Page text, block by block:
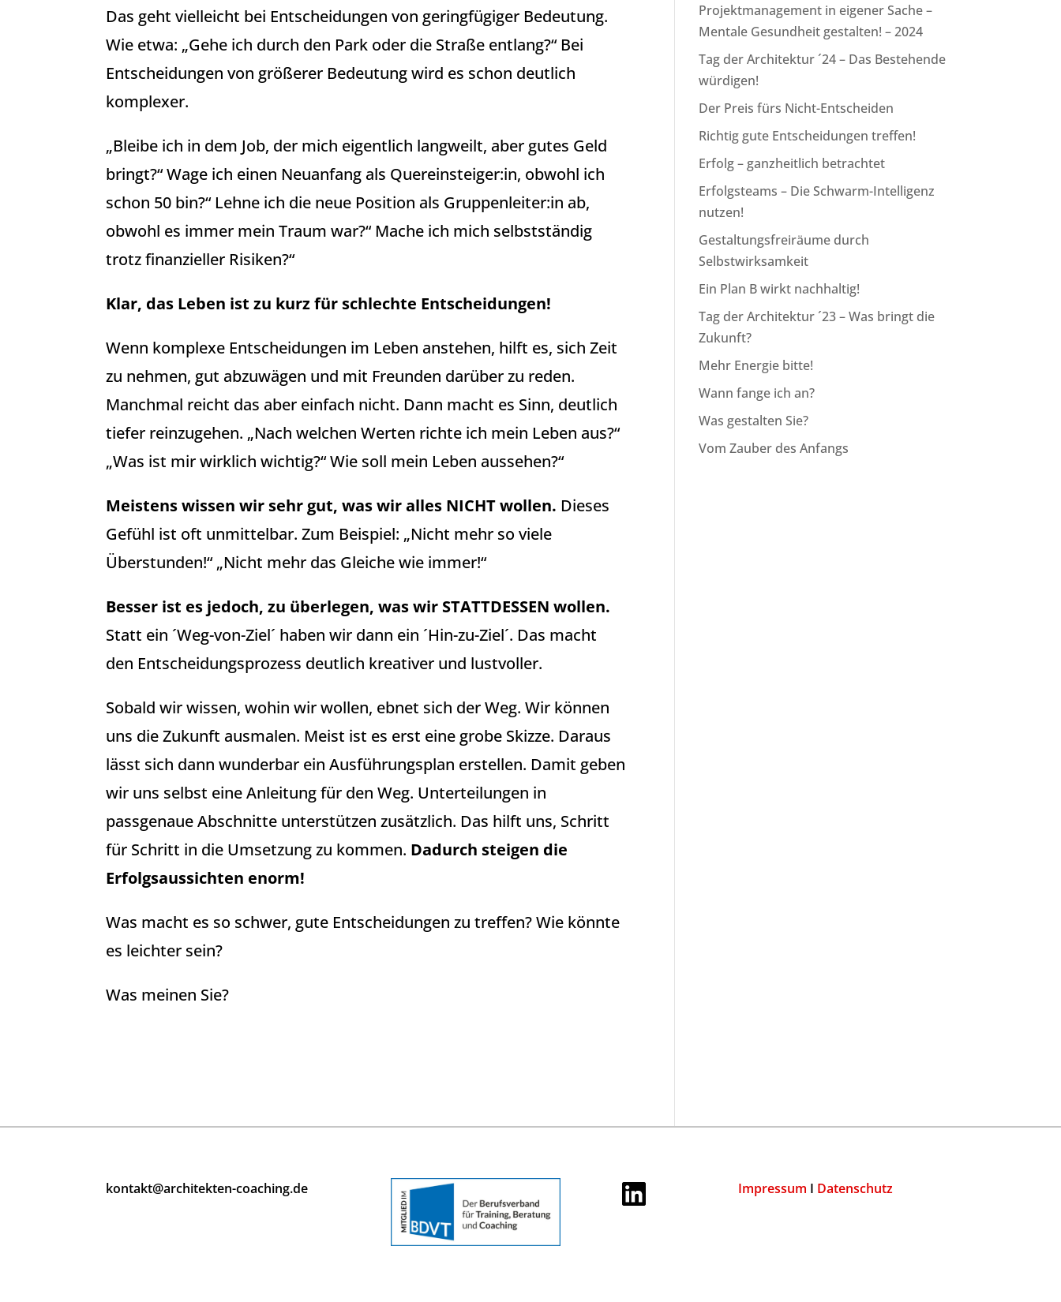
Das geht vielleicht bei Entscheidungen von geringfügiger Bedeutung.
Wie etwa: „Gehe ich durch den Park oder die Straße entlang?“ Bei
Entscheidungen von größerer Bedeutung wird es schon deutlich
komplexer.
„Bleibe ich in dem Job, der mich eigentlich langweilt, aber gutes Geld
bringt?“ Wage ich einen Neuanfang als Quereinsteiger:in, obwohl ich
schon 50 bin?“ Lehne ich die neue Position als Gruppenleiter:in ab,
obwohl es immer mein Traum war?“ Mache ich mich selbstständig
trotz finanzieller Risiken?“
Klar, das Leben ist zu kurz für schlechte Entscheidungen!
Wenn komplexe Entscheidungen im Leben anstehen, hilft es, sich Zeit
zu nehmen, gut abzuwägen und mit Freunden darüber zu reden.
Manchmal reicht das aber einfach nicht. Dann macht es Sinn, deutlich
tiefer reinzugehen. „Nach welchen Werten richte ich mein Leben aus?“
„Was ist mir wirklich wichtig?“ Wie soll mein Leben aussehen?“
Meistens wissen wir sehr gut, was wir alles NICHT wollen. Dieses
Gefühl ist oft unmittelbar. Zum Beispiel: „Nicht mehr so viele
Überstunden!“ „Nicht mehr das Gleiche wie immer!“
Besser ist es jedoch, zu überlegen, was wir STATTDESSEN wollen.
Statt ein ´Weg-von-Ziel´ haben wir dann ein ´Hin-zu-Ziel´. Das macht
den Entscheidungsprozess deutlich kreativer und lustvoller.
Sobald wir wissen, wohin wir wollen, ebnet sich der Weg. Wir können
uns die Zukunft ausmalen. Meist ist es erst eine grobe Skizze. Daraus
lässt sich dann wunderbar ein Ausführungsplan erstellen. Damit geben
wir uns selbst eine Anleitung für den Weg. Unterteilungen in
passgenaue Abschnitte unterstützen zusätzlich. Das hilft uns, Schritt
für Schritt in die Umsetzung zu kommen. Dadurch steigen die
Erfolgsaussichten enorm!
Was macht es so schwer, gute Entscheidungen zu treffen? Wie könnte
es leichter sein?
Was meinen Sie?
Projektmanagement in eigener Sache –
Mentale Gesundheit gestalten! – 2024
Tag der Architektur ´24 – Das Bestehende
würdigen!
Der Preis fürs Nicht-Entscheiden
Richtig gute Entscheidungen treffen!
Erfolg – ganzheitlich betrachtet
Erfolgsteams – Die Schwarm-Intelligenz
nutzen!
Gestaltungsfreiräume durch
Selbstwirksamkeit
Ein Plan B wirkt nachhaltig!
Tag der Architektur ´23 – Was bringt die
Zukunft?
Mehr Energie bitte!
Wann fange ich an?
Was gestalten Sie?
Vom Zauber des Anfangs
kontakt@architekten-coaching.de LinkedIn Impressum I Datenschutz